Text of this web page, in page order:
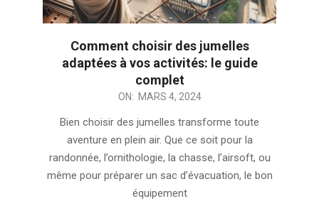
Comment choisir des jumelles
adaptées à vos activités: le guide
complet
ON: MARS 4, 2024
Bien choisir des jumelles transforme toute
aventure en plein air. Que ce soit pour la
randonnée, l’ornithologie, la chasse, l’airsoft, ou
même pour préparer un sac d’évacuation, le bon
équipement